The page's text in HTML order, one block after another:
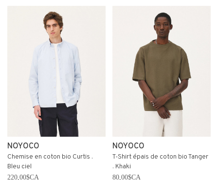
NOYOCO
Chemise en coton bio Curtis .
Bleu ciel
220,00$CA
NOYOCO
T-Shirt épais de coton bio Tanger
. Khaki
80,00$CA